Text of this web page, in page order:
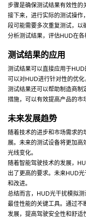
步骤是确保测试结果有效性的
接下来，进行实际的测试操
段可能需要多次重复测试，以
分析测试结果，评估HUD在各
测试结果的应用
测试结果可以直接应用于
可以对HUD进行针对性的优化
测试结果还可以帮助制造商制
措施，可以有效提高产品的市
未来发展趋势
随着技术的进步和市场需求
展。未来的测试设备将更加高
光线变化。
随着智能驾驶技术的发展，
出了更高的要求。未来HUD
和改进。
总结而言，HUD光干扰模拟
最佳性能的关键工具。通过
发展，提高驾驶安全性和舒适